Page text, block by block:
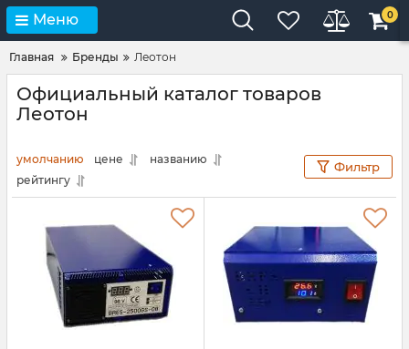
Меню 0
Главная Бренды Леотон
Официальный каталог товаров
Леотон
умолчанию цене
названию
рейтингу
Фильтр